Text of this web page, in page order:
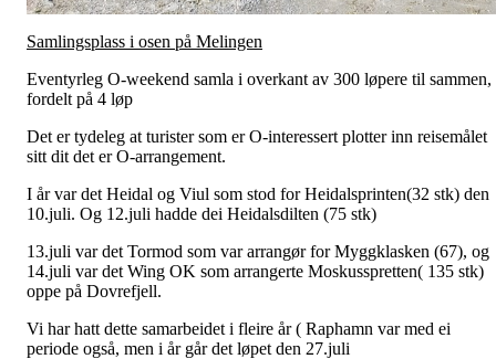
Samlingsplass i osen på Melingen
Eventyrleg O-weekend samla i overkant av 300 løpere til sammen,
fordelt på 4 løp
Det er tydeleg at turister som er O-interessert plotter inn reisemålet
sitt dit det er O-arrangement.
I år var det Heidal og Viul som stod for Heidalsprinten(32 stk) den
10.juli. Og 12.juli hadde dei Heidalsdilten (75 stk)
13.juli var det Tormod som var arrangør for Myggklasken (67), og
14.juli var det Wing OK som arrangerte Moskusspretten( 135 stk)
oppe på Dovrefjell.
Vi har hatt dette samarbeidet i fleire år ( Raphamn var med ei
periode også, men i år går det løpet den 27.juli